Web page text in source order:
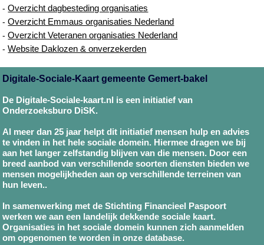
-Overzicht dagbesteding organisaties
-Overzicht Emmaus organisaties Nederland
-Overzicht Veteranen organisaties Nederland
-Website Daklozen & onverzekerden
Digitale-Sociale-Kaart gemeente Gemert-bakel
De Digitale-Sociale-kaart.nl is een initiatief van
Onderzoeksburo DiSK.
Al meer dan 25 jaar helpt dit initiatief mensen hulp en advies
te vinden in het hele sociale domein. Hiermee dragen we bij
aan het langer zelfstandig blijven van die mensen. Door een
breed aanbod van verschillende soorten diensten bieden we
mensen mogelijkheden aan op verschillende terreinen van
hun leven..
In samenwerking met de Stichting Financieel Paspoort
werken we aan een landelijk dekkende sociale kaart.
Organisaties in het sociale domein kunnen zich aanmelden
om opgenomen te worden in onze database.